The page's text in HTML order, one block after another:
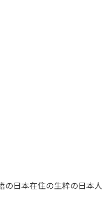
の日本在住の生粋の日本人